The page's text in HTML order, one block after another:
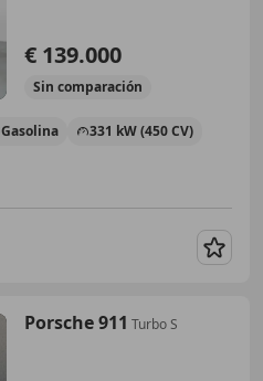
€ 139.000
Sin comparación
Gasolina 331 kW (450 CV)
Porsche 911 Turbo S